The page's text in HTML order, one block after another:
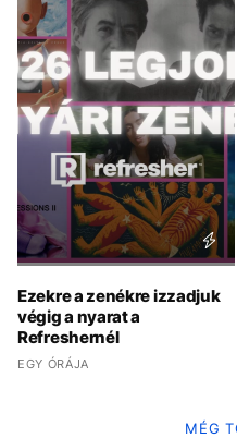
Ezekre a zenékre izzadjuk
végig a nyarat a
Refreshernél
EGY ÓRÁJA
MÉG